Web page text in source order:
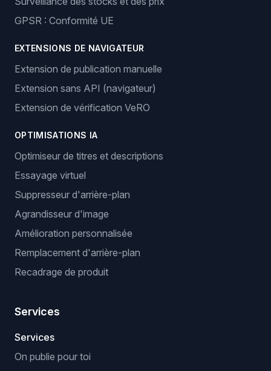
GPSR : Conformité UE
EXTENSIONS DE NAVIGATEUR
Extension de publication manuelle
Extension sans API (navigateur)
Extension de vérification VeRO
OPTIMISATIONS IA
Optimiseur de titres et descriptions
Essayage virtuel
Suppresseur d'arrière-plan
Agrandisseur d'image
Amélioration personnalisée
Remplacement d'arrière-plan
Recadrage de produit
Services
Services
On publie pour toi